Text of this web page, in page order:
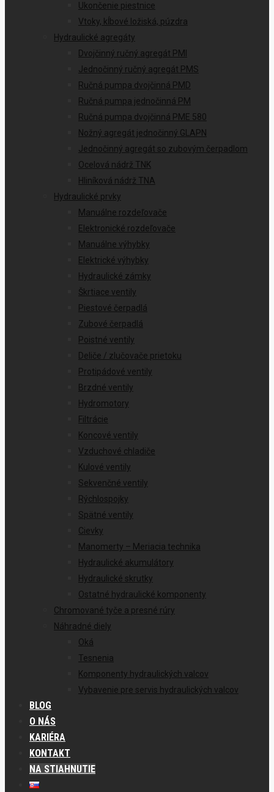
Ukončenie piestnice
Vtoky, kĺbové ložiská, púzdra
Hydraulické agregáty
Dvojčinný ručný agregát PMI
Jednočinný ručný agregát PMS
Ručná pumpa dvojčinná PMD
Ručná pumpa jednočinná PM
Ručná pumpa dvojčinná PME 580
Nožný agregát jednočinný GLAPN
Jednočinný agregát so zubovým čerpadlom
Ocelová nádrž TNK
Hliníková nádrž TNA
Hydraulické prvky
Manuálne rozdeľovače
Elektronické rozdeľovače
Manuálne výhybky
Elektrické výhybky
Hydraulické zámky
Škrtiace ventily
Piestové čerpadlá
Zubové čerpadlá
Poistné ventily
Deliče / zlučovače prietoku
Protipádové ventily
Brzdné ventily
Hydromotory
Filtrácie
Koncové ventily
Vzduchové chladiče
Kulové ventily
Sekvenčné ventily
Rýchlospojky
Spätné ventily
Cievky
Manomerty – Meriacia technika
Hydraulické akumulátory
Hydraulické skrutky
Ostatné hydraulické komponenty
Chromované tyče a presné rúry
Náhradné diely
Oká
Tesnenia
Komponenty hydraulických valcov
Vybavenie pre servis hydraulických valcov
BLOG
O NÁS
KARIÉRA
KONTAKT
NA STIAHNUTIE